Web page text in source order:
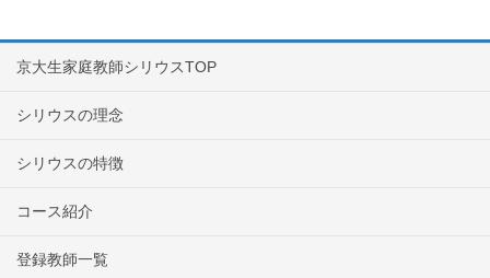
京大生家庭教師シリウスTOP
シリウスの理念
シリウスの特徴
コース紹介
登録教師一覧